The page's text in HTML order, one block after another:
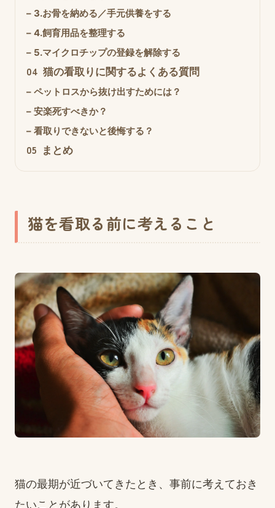
– 3.お骨を納める／手元供養をする
– 4.飼育用品を整理する
– 5.マイクロチップの登録を解除する
04 猫の看取りに関するよくある質問
– ペットロスから抜け出すためには？
– 安楽死すべきか？
– 看取りできないと後悔する？
05 まとめ
猫を看取る前に考えること
猫の最期が近づいてきたとき、事前に考えておき
たいことがあります。